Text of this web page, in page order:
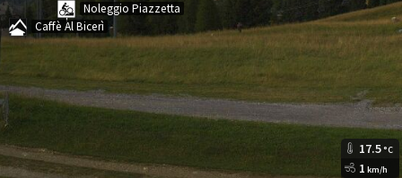
Noleggio Piazzetta
Caffè Al Bicerì
17.5°C
1 km/h